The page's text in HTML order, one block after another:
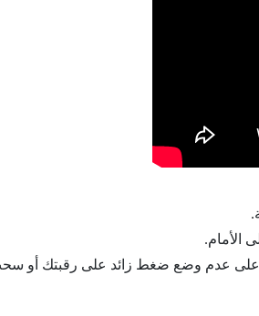
على عدم وضع ضغط زائد على رقبتك أو